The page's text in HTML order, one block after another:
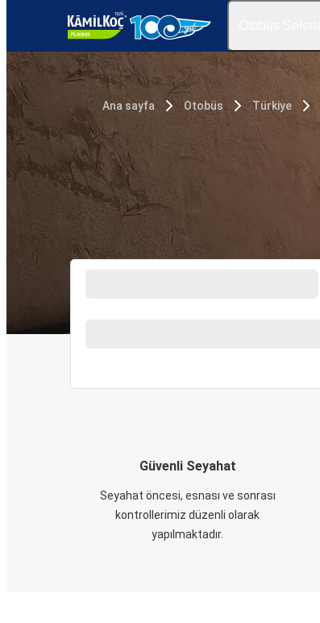
Ana sayfa Otobüs Türkiye
Güvenli Seyahat
Seyahat öncesi, esnası ve sonrası
kontrollerimiz düzenli olarak
yapılmaktadır.